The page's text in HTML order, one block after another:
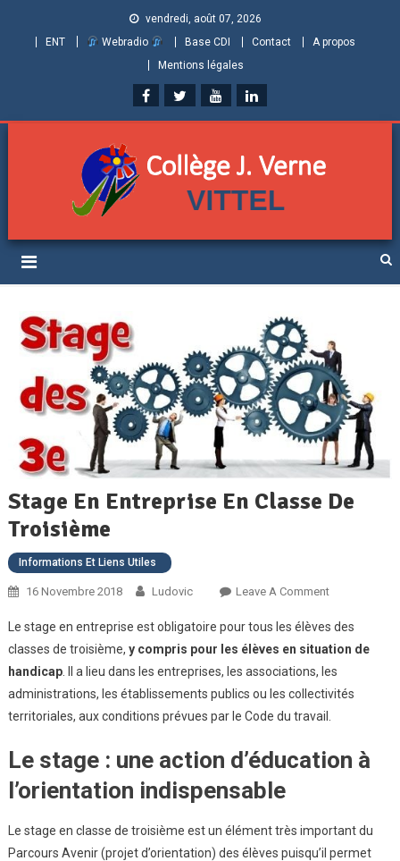
vendredi, août 07, 2026
ENT
Webradio Base CDI Contact
A propos
Mentions légales
Collège Jules Verne de
Vittel (Vosges)
Stage En Entreprise En Classe De
Troisième
Informations Et Liens Utiles
16 Novembre 2018 Ludovic Leave A CommentOn
En
Entreprise
En
Classe
Le stage en entreprise est obligatoire pour tous les élèves des
classes de troisième, y compris pour les élèves en situation de
handicap. Il a lieu dans les entreprises, les associations, les
administrations, les établissements publics ou les collectivités
territoriales, aux conditions prévues par le Code du travail.
Le stage : une action d’éducation à
l’orientation indispensable
Le stage en classe de troisième est un élément très important du
Parcours Avenir (projet d’orientation) des élèves puisqu’il permet